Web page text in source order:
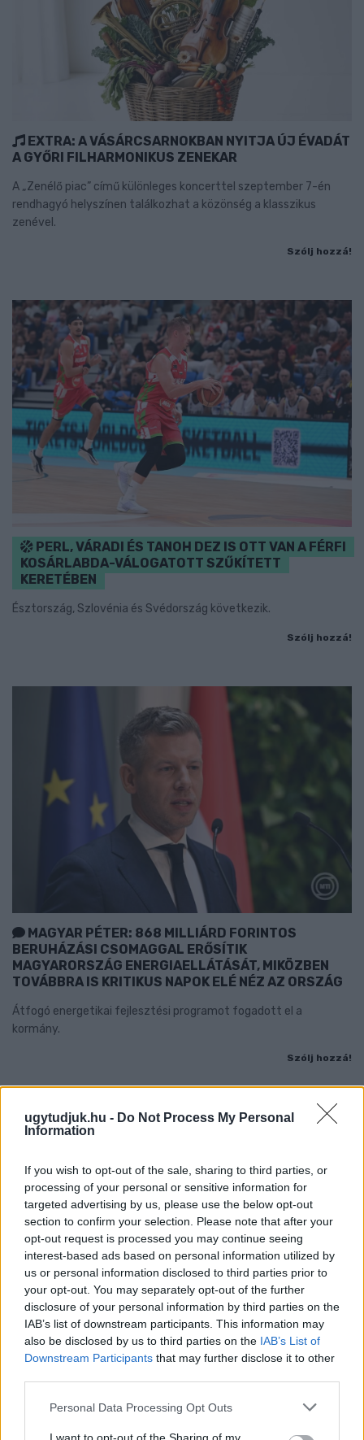
ugytudjuk.hu - Do Not Process My Personal
Information
If you wish to opt-out of the sale, sharing to third parties, or
processing of your personal or sensitive information for
targeted advertising by us, please use the below opt-out
section to confirm your selection. Please note that after your
opt-out request is processed you may continue seeing
interest-based ads based on personal information utilized by
us or personal information disclosed to third parties prior to
your opt-out. You may separately opt-out of the further
disclosure of your personal information by third parties on the
IAB’s list of downstream participants. This information may
also be disclosed by us to third parties on the IAB’s List of
Downstream Participants that may further disclose it to other
Please note that this website/app uses one or more Google
Personal Data Processing Opt Outs
EXTRA: A VÁSÁRCSARNOKBAN NYITJA ÚJ ÉVADÁT
A GYŐRI FILHARMONIKUS ZENEKAR
A „Zenélő piac” című különleges koncerttel szeptember 7-én
rendhagyó helyszínen találkozhat a közönség a klasszikus
zenével.
Szólj hozzá!
PERL, VÁRADI ÉS TANOH DEZ IS OTT VAN A FÉRFI
KOSÁRLABDA-VÁLOGATOTT SZŰKÍTETT
KERETÉBEN
Észtország, Szlovénia és Svédország következik.
Szólj hozzá!
MAGYAR PÉTER: 868 MILLIÁRD FORINTOS
BERUHÁZÁSI CSOMAGGAL ERŐSÍTIK
MAGYARORSZÁG ENERGIAELLÁTÁSÁT, MIKÖZBEN
TOVÁBBRA IS KRITIKUS NAPOK ELÉ NÉZ AZ ORSZÁG
Átfogó energetikai fejlesztési programot fogadott el a
kormány.
Szólj hozzá!
ÁTADJÁK A MEGÚJULT ERZSÉBET LIGETI
KRESZ-PARKOT GYŐRBEN – CSALÁDI
PROGRAMOKKAL ÜNNEPLIK A FELÚJÍTÁST
Ügyességi versenyek, KRESZ-kvíz, ingyenes kerékpár- és e-
rollerjelölés is várja a családokat augusztus 8-án.